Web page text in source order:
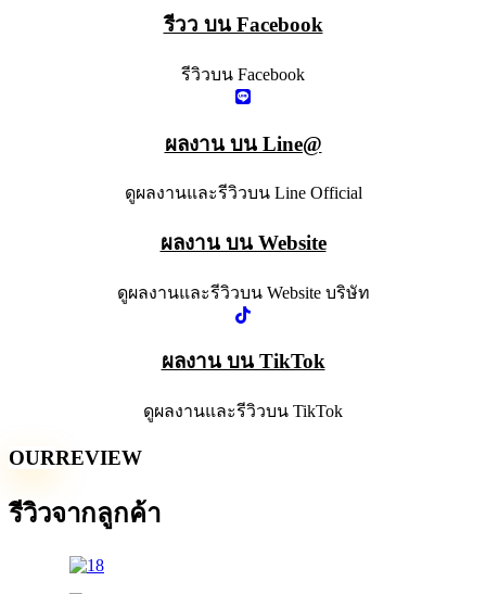
รีวว บน Facebook
รีวิวบน Facebook
ผลงาน บน Line@
ดูผลงานและรีวิวบน Line Official
ผลงาน บน Website
ดูผลงานและรีวิวบน Website บริษัท
ผลงาน บน TikTok
ดูผลงานและรีวิวบน TikTok
OURREVIEW
รีวิวจากลูกค้า